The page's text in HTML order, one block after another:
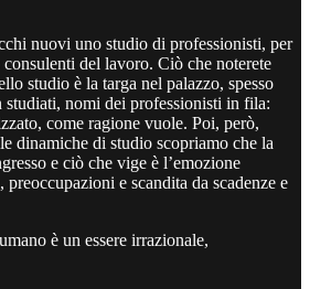
nuovi uno studio di professionisti, per
del lavoro. Ciò che noterete
studio è la targa nel palazzo, spesso
studiati, nomi dei professionisti in fila:
come ragione vuole. Poi, però,
dinamiche di studio scopriamo che la
e ciò che vige è l’emozione
preoccupazioni e scandita da scadenze e
è un essere irrazionale,